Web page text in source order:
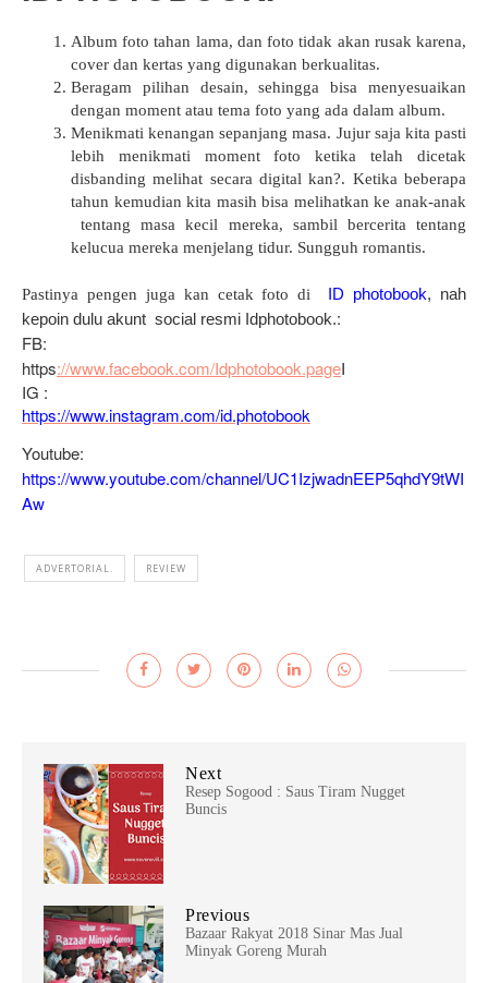
Album foto tahan lama, dan foto tidak akan rusak karena,
cover dan kertas yang digunakan berkualitas.
Beragam pilihan desain, sehingga bisa menyesuaikan
dengan moment atau tema foto yang ada dalam album.
Menikmati kenangan sepanjang masa. Jujur saja kita pasti
lebih menikmati moment foto ketika telah dicetak
disbanding melihat secara digital kan?. Ketika beberapa
tahun kemudian kita masih bisa melihatkan ke anak-anak
tentang masa kecil mereka, sambil bercerita tentang
kelucua mereka menjelang tidur. Sungguh romantis.
Pastinya pengen juga kan cetak foto di ID photobook, nah
kepoin dulu akunt  social resmi Idphotobook.:
FB:
https://www.facebook.com/Idphotobook.pageI
IG :
https://www.instagram.com/id.photobook
https://www.youtube.com/channel/UC1IzjwadnEEP5qhdY9tWI
Aw
ADVERTORIAL. REVIEW
Next
Resep Sogood : Saus Tiram Nugget
Buncis
Previous
Bazaar Rakyat 2018 Sinar Mas Jual
Minyak Goreng Murah